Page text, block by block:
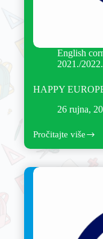
English
2021./2022.
HAPPY
26 rujna,
Pročitajte više